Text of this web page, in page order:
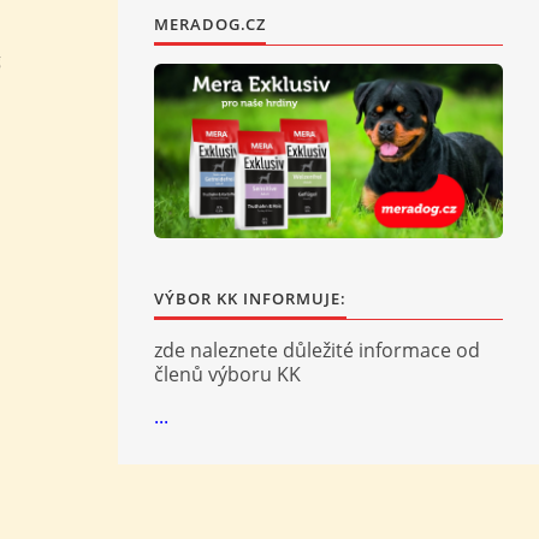
MERADOG.CZ
VÝBOR KK INFORMUJE:
zde naleznete důležité informace od
členů výboru KK
...